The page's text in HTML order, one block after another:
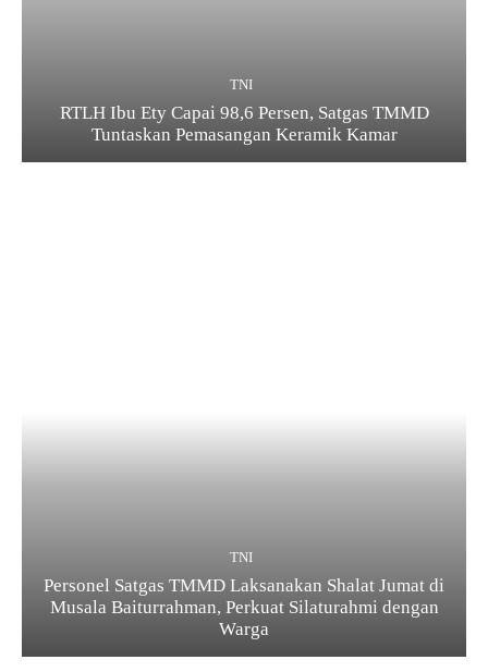
TNI
RTLH Ibu Ety Capai 98,6 Persen, Satgas TMMD
Tuntaskan Pemasangan Keramik Kamar
TNI
Personel Satgas TMMD Laksanakan Shalat Jumat di
Musala Baiturrahman, Perkuat Silaturahmi dengan
Warga